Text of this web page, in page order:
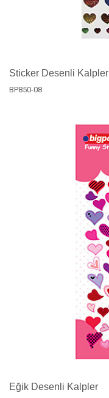
Sticker Desenli Kalpler
BP850-08
Eğik Desenli Kalpler